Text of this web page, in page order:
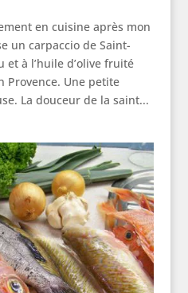
en cuisine après mon
un carpaccio de Saint-
et à l’huile d’olive fruité
Provence. Une petite
La douceur de la saint...